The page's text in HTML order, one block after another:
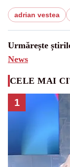
adrian vestea
Urmărește
News
CELE MAI
1